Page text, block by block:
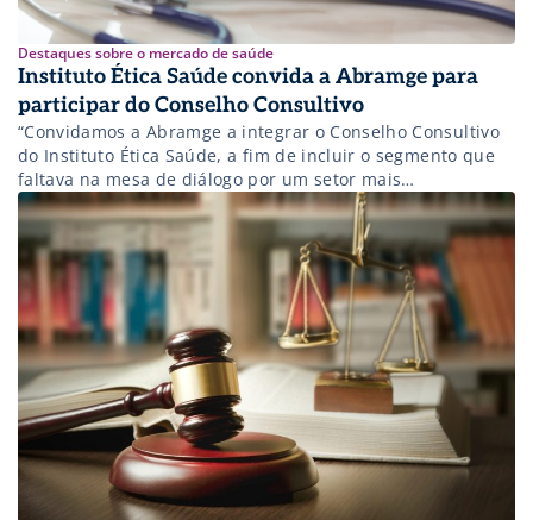
Destaques sobre o mercado de saúde
Instituto Ética Saúde convida a Abramge para
participar do Conselho Consultivo
“Convidamos a Abramge a integrar o Conselho Consultivo
do Instituto Ética Saúde, a fim de incluir o segmento que
faltava na mesa de diálogo por um setor mais
transparente e ético”, conta Antônio Fonseca.